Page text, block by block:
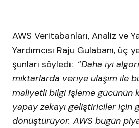
AWS Veritabanları, Analiz ve
Yardımcısı Raju Gulabani, üç
şunları söyledi: “Daha iyi
miktarlarda veriye ulaşım ile
maliyetli bilgi işleme gücünün
yapay zekayı geliştiriciler için
dönüştürüyor. AWS bugün